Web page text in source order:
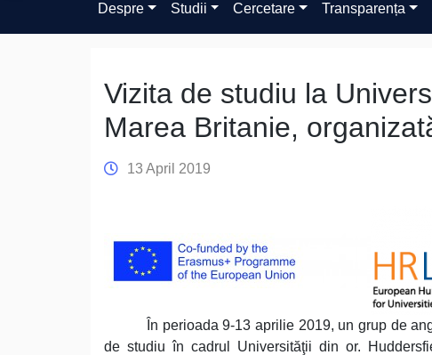
Despre Studii Cercetare Transparența
Vizita de studiu la
Marea Britanie,
13 April 2019
În perioada 9-13 aprilie 2019, un grup de
de studiu în cadrul Universităţii din or.